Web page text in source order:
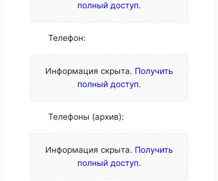
полный доступ.
Телефон:
Информация скрыта. Получить
полный доступ.
Телефоны (архив):
Информация скрыта. Получить
полный доступ.